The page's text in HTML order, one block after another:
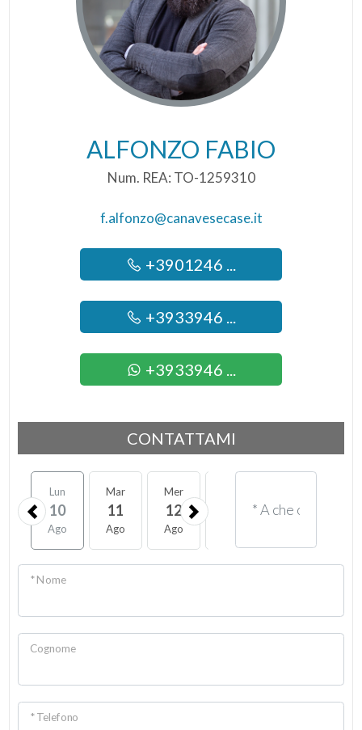
ALFONZO FABIO
Num. REA: TO-1259310
f.alfonzo@canavesecase.it
+3901246 ...
+3933946 ...
+3933946 ...
CONTATTAMI
Lun
10
Ago
Mar
11
Ago
Mer
12
Ago
14
* Nome
Cognome
* Telefono